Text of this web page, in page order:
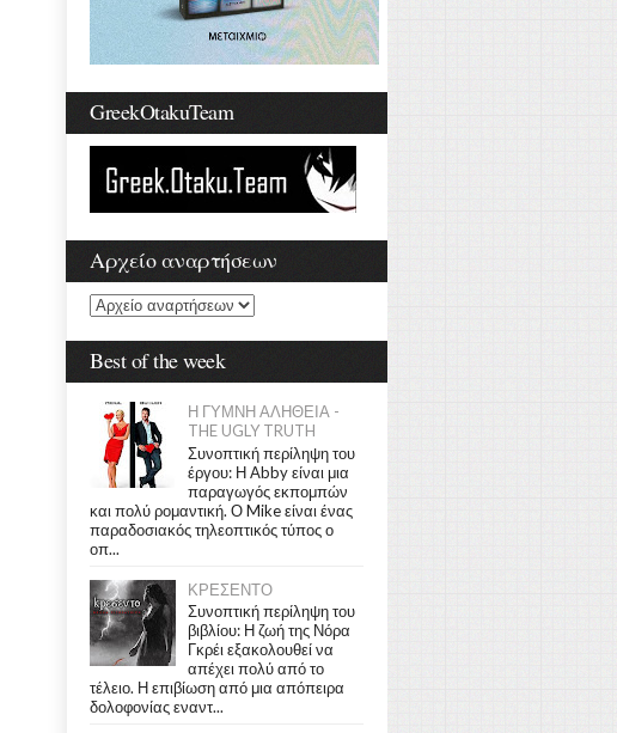
GreekOtakuTeam
Αρχείο αναρτήσεων
Best of the week
Η ΓΥΜΝΗ ΑΛΗΘΕΙΑ -
THE UGLY TRUTH
Συνοπτική περίληψη του
έργου: Η Abby είναι μια
παραγωγός εκπομπών
και πολύ ρομαντική. Ο Mike είναι ένας
παραδοσιακός τηλεοπτικός τύπος ο
οπ...
ΚΡΕΣΕΝΤΟ
Συνοπτική περίληψη του
βιβλίου: Η ζωή της Νόρα
Γκρέι εξακολουθεί να
απέχει πολύ από το
τέλειο. Η επιβίωση από μια απόπειρα
δολοφονίας εναντ...